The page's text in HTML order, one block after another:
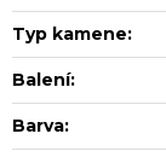
Typ kamene:
Balení:
Barva: